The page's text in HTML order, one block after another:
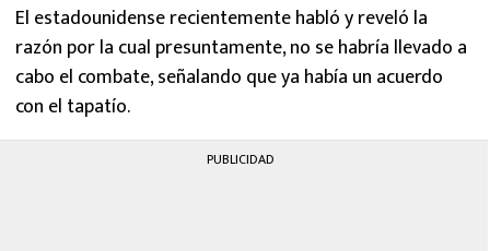
El estadounidense recientemente habló y reveló la
razón por la cual presuntamente, no se habría llevado a
cabo el combate, señalando que ya había un acuerdo
con el tapatío.
PUBLICIDAD